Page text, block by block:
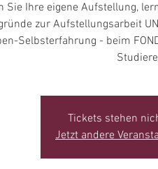
Sie Ihre eigene Aufstellung,
zur Aufstellungsarbeit
Selbsterfahrung - beim
Tickets stehen
Jetzt andere